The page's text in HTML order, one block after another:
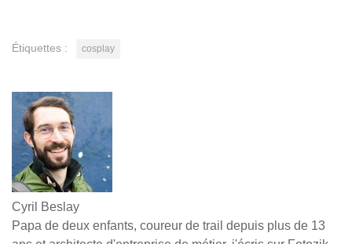
Étiquettes : cosplay
Cyril Beslay
Papa de deux enfants, coureur de trail depuis plus de 13